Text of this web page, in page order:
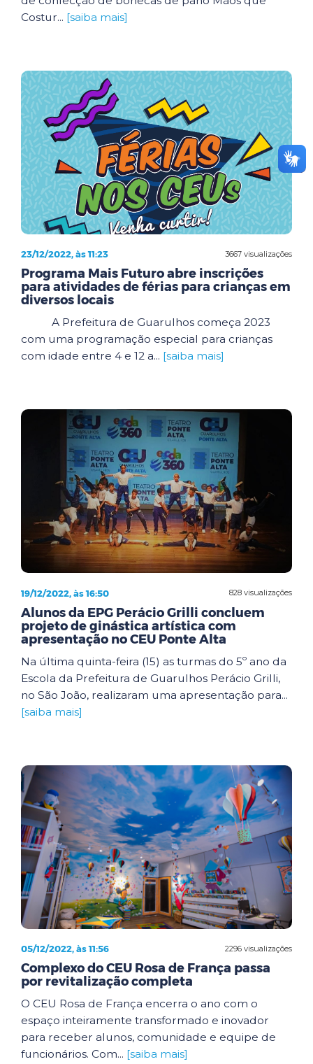
Costur... [saiba mais]
3667 visualizações
23/12/2022, às 11:23
Programa Mais Futuro abre inscrições
para atividades de férias para crianças em
diversos locais
A Prefeitura de Guarulhos começa 2023
com uma programação especial para crianças
com idade entre 4 e 12 a... [saiba mais]
828 visualizações
19/12/2022, às 16:50
Alunos da EPG Perácio Grilli concluem
projeto de ginástica artística com
apresentação no CEU Ponte Alta
Na última quinta-feira (15) as turmas do 5º ano da
Escola da Prefeitura de Guarulhos Perácio Grilli,
no São João, realizaram uma apresentação para...
[saiba mais]
2296 visualizações
05/12/2022, às 11:56
Complexo do CEU Rosa de França passa
por revitalização completa
O CEU Rosa de França encerra o ano com o
espaço inteiramente transformado e inovador
para receber alunos, comunidade e equipe de
funcionários. Com... [saiba mais]